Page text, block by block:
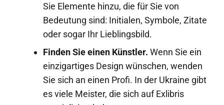
Sie Elemente hinzu, die für Sie von
Bedeutung sind: Initialen, Symbole, Zitate
oder sogar Ihr Lieblingsbild.
Finden Sie einen Künstler. Wenn Sie ein
einzigartiges Design wünschen, wenden
Sie sich an einen Profi. In der Ukraine gibt
es viele Meister, die sich auf Exlibris